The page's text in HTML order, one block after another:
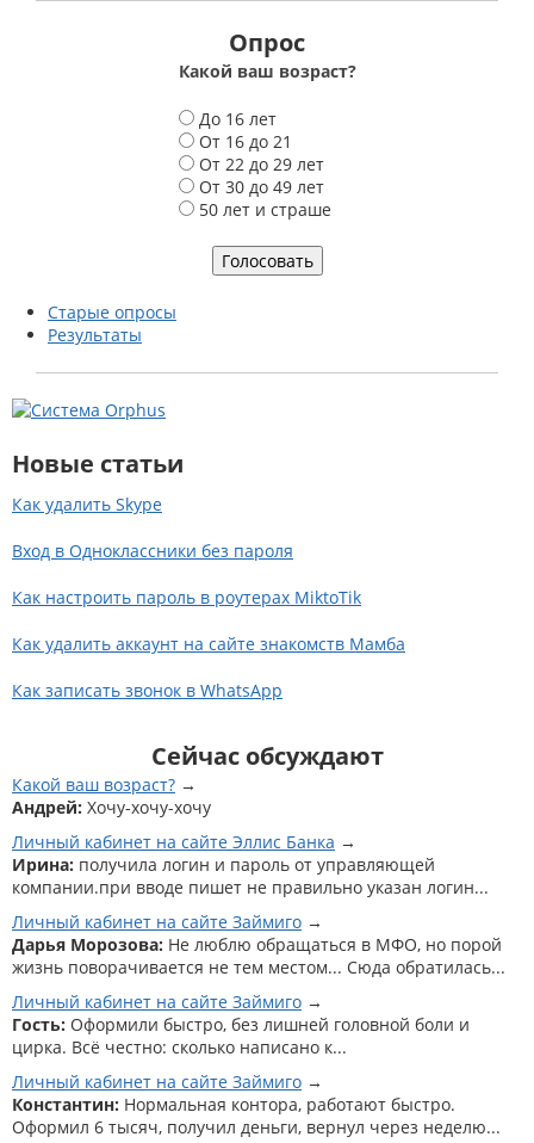
Опрос
Какой ваш возраст?
В
а
р
и
а
До 16 лет
От 16 до 21
От 22 до 29 лет
От 30 до 49 лет
50 лет и страше
Старые опросы
Результаты
Новые статьи
Как удалить Skype
Вход в Одноклассники без пароля
Как настроить пароль в роутерах MiktoTik
Как удалить аккаунт на сайте знакомств Мамба
Как записать звонок в WhatsApp
Сейчас обсуждают
Какой ваш возраст?
Андрей: Хочу-хочу-хочу
Личный кабинет на сайте Эллис Банка
Ирина: получила логин и пароль от управляющей
компании.при вводе пишет не правильно указан логин...
Личный кабинет на сайте Займиго
Дарья Морозова: Не люблю обращаться в МФО, но порой
жизнь поворачивается не тем местом... Сюда обратилась...
Личный кабинет на сайте Займиго
Гость: Оформили быстро, без лишней головной боли и
цирка. Всё честно: сколько написано к...
Личный кабинет на сайте Займиго
Константин: Нормальная контора, работают быстро.
Оформил 6 тысяч, получил деньги, вернул через неделю...